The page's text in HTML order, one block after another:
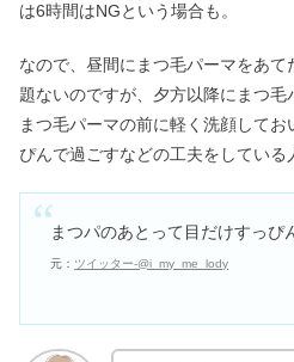
は6時間はNGという場合も。
なので、昼間にまつ毛パーマをあ
題ないのですが、夕方以降にまつ毛
まつ毛パーマの前に軽く洗顔して
ぴんで過ごすなどの工夫をしている
まつパのあとって目だけすっぴ
元： ツイッター-@i_my_me_lody